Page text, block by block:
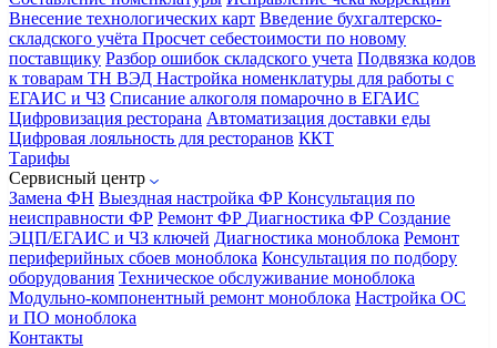
Внесение технологических карт Введение бухгалтерско-
складского учёта Просчет себестоимости по новому
поставщику Разбор ошибок складского учета Подвязка кодов
к товарам ТН ВЭД Настройка номенклатуры для работы с
ЕГАИС и ЧЗ Списание алкоголя помарочно в ЕГАИС
Цифровизация ресторана Автоматизация доставки еды
Цифровая лояльность для ресторанов ККТ
Тарифы
Сервисный центр
Замена ФН Выездная настройка ФР Консультация по
неисправности ФР Ремонт ФР Диагностика ФР Создание
ЭЦП/ЕГАИС и ЧЗ ключей Диагностика моноблока Ремонт
периферийных сбоев моноблока Консультация по подбору
оборудования Техническое обслуживание моноблока
Модульно-компонентный ремонт моноблока Настройка ОС
и ПО моноблока
Контакты